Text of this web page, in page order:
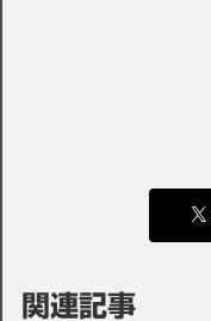
関連記事